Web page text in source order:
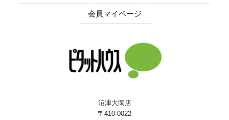
会員マイページ
沼津大岡店
〒410-0022